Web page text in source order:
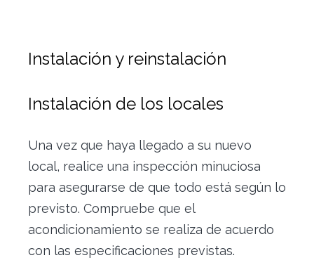
Instalación y reinstalación
Instalación de los locales
Una vez que haya llegado a su nuevo
local, realice una inspección minuciosa
para asegurarse de que todo está según lo
previsto. Compruebe que el
acondicionamiento se realiza de acuerdo
con las especificaciones previstas.